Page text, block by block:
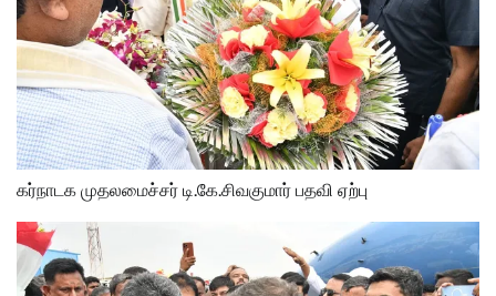
கர்நாடக முதலமைச்சர் டி.கே.சிவகுமார் பதவி ஏற்பு